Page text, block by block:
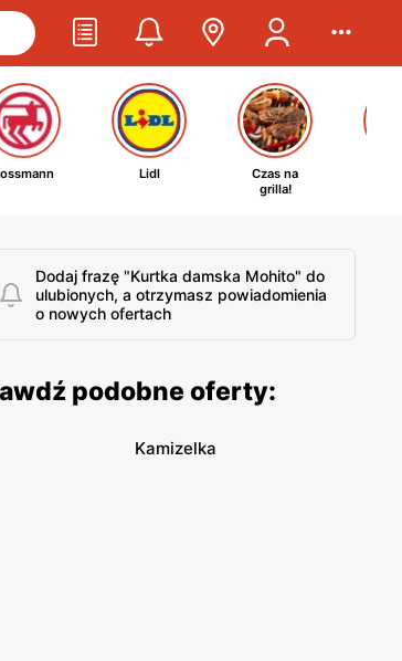
Lidl
Czas na
grilla!
Dodaj frazę "Kurtka damska Mohito" do
ulubionych, a otrzymasz powiadomienia
o nowych ofertach
podobne oferty:
Kamizelka